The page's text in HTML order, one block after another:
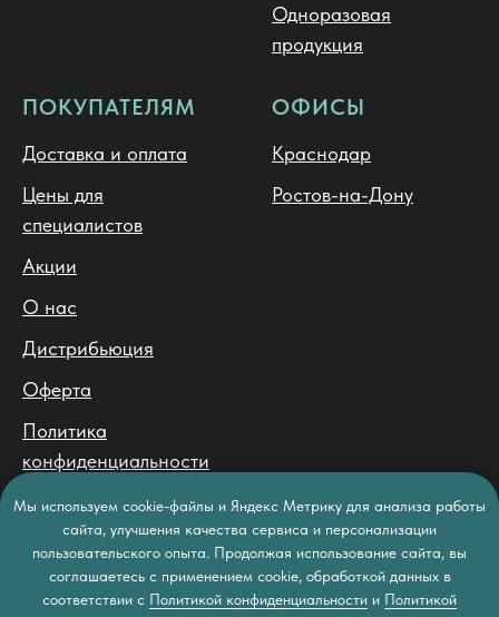
Одноразовая
продукция
ПОКУПАТЕЛЯМ
Доставка и оплата
Цены для
специалистов
Акции
О нас
Дистрибьюция
Оферта
Политика
конфиденциальности
Политика обработки
персональных данных
ОФИСЫ
Краснодар
Ростов-на-Дону
Мы используем cookie-файлы и Яндекс Метрику для анализа работы
сайта, улучшения качества сервиса и персонализации
пользовательского опыта. Продолжая использование сайта, вы
соглашаетесь с применением cookie, обработкой данных в
соответствии с Политикой конфиденциальности и Политикой